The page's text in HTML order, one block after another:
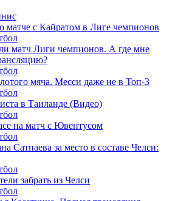
матче с Кайратом в Лиге чемпионов
матч Лиги чемпионов. А где мне
мяча. Месси даже не в Топ-3
в Таиланде (Видео)
на матч с Ювентусом
Сатпаева за место в составе Челси:
забрать из Челси